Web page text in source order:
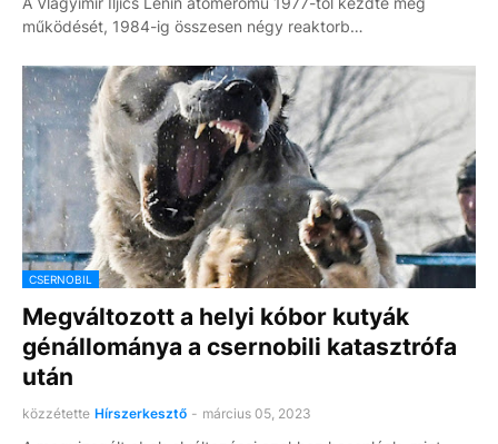
működését, 1984-ig összesen négy reaktorb…
CSERNOBIL
Megváltozott a helyi kóbor kutyák
génállománya a csernobili katasztrófa
után
közzétette Hírszerkesztő - március 05, 2023